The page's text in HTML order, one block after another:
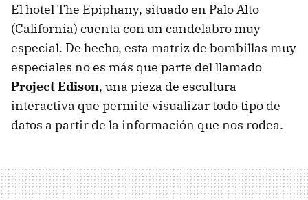
El hotel The Epiphany, situado en Palo Alto
(California) cuenta con un candelabro muy
especial. De hecho, esta matriz de bombillas muy
especiales no es más que parte del llamado
Project Edison, una pieza de escultura
interactiva que permite visualizar todo tipo de
datos a partir de la información que nos rodea.